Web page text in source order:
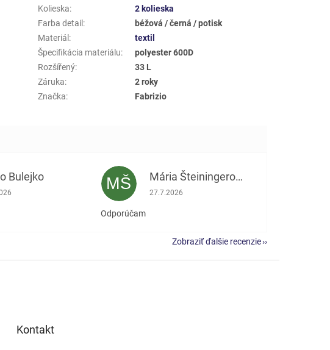
Kolieska:
2 kolieska
Farba detail :
béžová / černá / potisk
Materiál :
textil
Špecifikácia materiálu:
polyester 600D
Rozšířený:
33 L
Záruka:
2 roky
Značka: Fabrizio
Bulejko
obchodu je 5 z 5 hviezdičiek.
MŠ Mária Šteiningerová
Hodnotenie obchodu je 5 z 5 hviezdičiek.
27.7.2026
Odporúčam
Zobraziť ďalšie recenzie
Kontakt